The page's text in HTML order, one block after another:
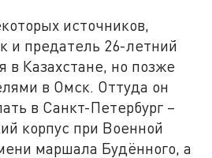
источников,
и предатель 26-летний
в Казахстане, но позже
в Омск. Оттуда он
в Санкт-Петербург –
корпус при Военной
маршала Будённого, а